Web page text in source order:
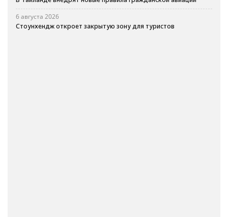
6 августа 2026
Стоунхендж откроет закрытую зону для туристов